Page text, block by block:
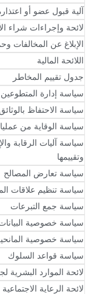
آلية قبول عضو أو اعتذاره
لائحة وإجراءات شراء
الإبلاغ عن المخالفات
اللائحة المالية
جدول تقييم المخاطر
سياسة إدارة المتطوعين
سياسة الاحتفاظ بالوثائق
سياسة الوقاية من
سياسة آليات الرقابة
وتقييمها
سياسة تعارض المصالح
سياسة تنظيم علاقات
سياسة جمع التبرعات
سياسة خصوصية البيانات
سياسة خصوصية المانحين
سياسة قواعد السلوك
لائحة الموارد البشرية
لائحة الرعاية الاجتماعية